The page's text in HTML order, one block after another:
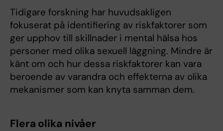
Tidigare forskning har huvudsakligen
fokuserat på identifiering av riskfaktorer som
ger upphov till skillnader i mental hälsa hos
personer med olika sexuell läggning. Mindre är
känt om och hur dessa riskfaktorer kan vara
beroende av varandra och effekterna av olika
mekanismer som kan knyta samman dem.
Flera olika nivåer